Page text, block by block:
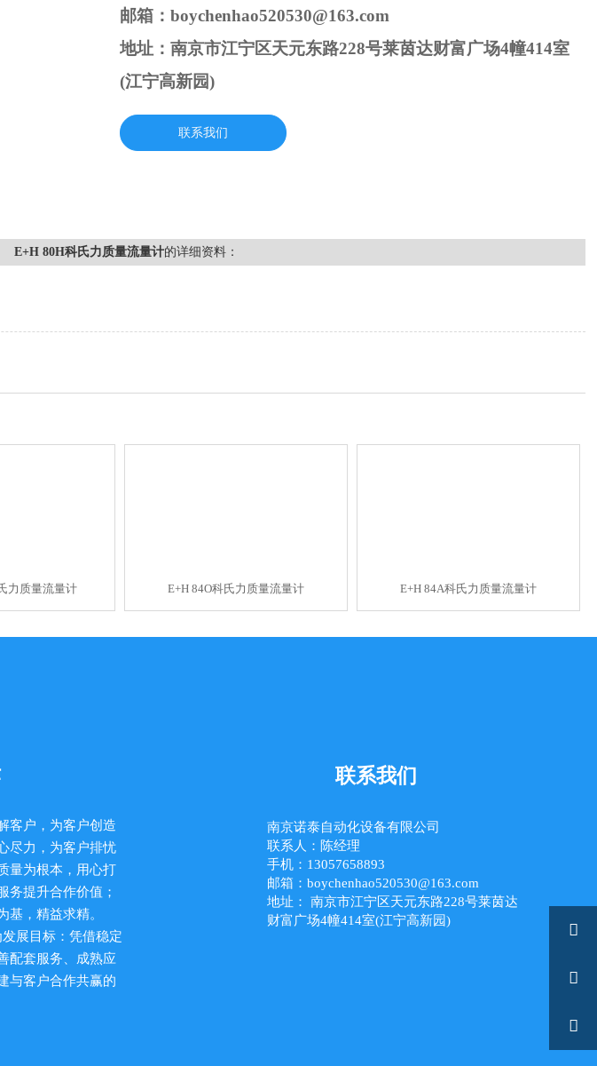
邮箱：boychenhao520530@163.com
地址：南京市江宁区天元东路228号莱茵达财富广场4幢414室
(江宁高新园)
联系我们
E+H 80H科氏力质量流量计的详细资料：
力质量流量计 E+H 84O科氏力质量流量计 E+H 84A科氏力质量流量计
客户，为客户创造
尽力，为客户排忧
量为根本，用心打
务提升合作价值；
基，精益求精。
展目标：凭借稳定
配套服务、成熟应
与客户合作共赢的
联系我们
南京诺泰自动化设备有限公司
联系人：陈经理
手机：13057658893
邮箱：boychenhao520530@163.com
地址： 南京市江宁区天元东路228号莱茵达
财富广场4幢414室(江宁高新园)


